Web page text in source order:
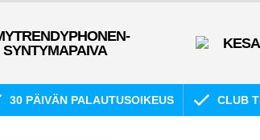
30 PÄIVÄN PALAUTUSOIKEUS CLUB